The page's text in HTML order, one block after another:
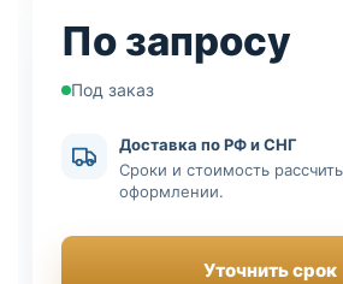
По запросу
Под заказ
Доставка по РФ и СНГ
Сроки и стоимость
оформлении.
Уточнить срок